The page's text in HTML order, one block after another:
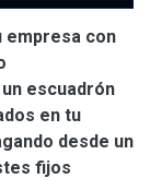
empresa con
escuadrón
en tu
desde un
fijos